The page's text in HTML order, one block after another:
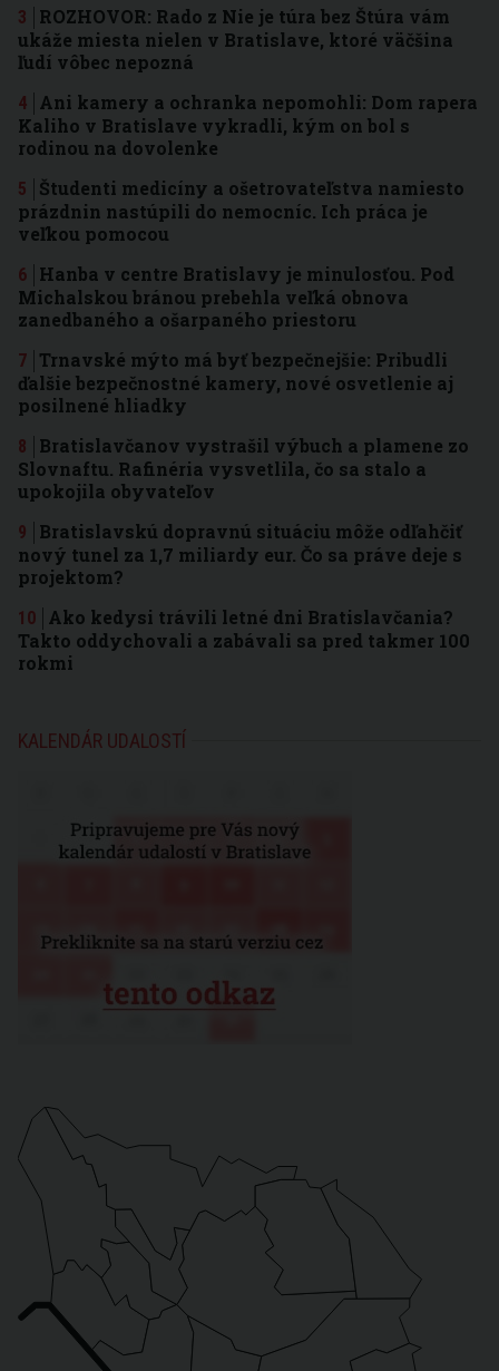
ROZHOVOR: Rado z Nie je túra bez Štúra vám
ukáže miesta nielen v Bratislave, ktoré väčšina
ľudí vôbec nepozná
Ani kamery a ochranka nepomohli: Dom rapera
Kaliho v Bratislave vykradli, kým on bol s
rodinou na dovolenke
Študenti medicíny a ošetrovateľstva namiesto
prázdnin nastúpili do nemocníc. Ich práca je
veľkou pomocou
Hanba v centre Bratislavy je minulosťou. Pod
Michalskou bránou prebehla veľká obnova
zanedbaného a ošarpaného priestoru
Trnavské mýto má byť bezpečnejšie: Pribudli
ďalšie bezpečnostné kamery, nové osvetlenie aj
posilnené hliadky
Bratislavčanov vystrašil výbuch a plamene zo
Slovnaftu. Rafinéria vysvetlila, čo sa stalo a
upokojila obyvateľov
Bratislavskú dopravnú situáciu môže odľahčiť
nový tunel za 1,7 miliardy eur. Čo sa práve deje s
projektom?
Ako kedysi trávili letné dni Bratislavčania?
Takto oddychovali a zabávali sa pred takmer 100
rokmi
KALENDÁR UDALOSTÍ